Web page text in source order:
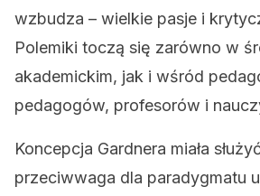
wzbudza – wielkie pasje i
Polemiki toczą się zarówno w
akademickim, jak i wśród
pedagogów, profesorów i
Koncepcja Gardnera miała
przeciwwaga dla paradygmatu